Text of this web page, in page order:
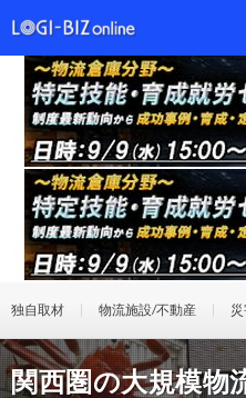
独自取材 物流施設/不動産
関西圏の大規模物